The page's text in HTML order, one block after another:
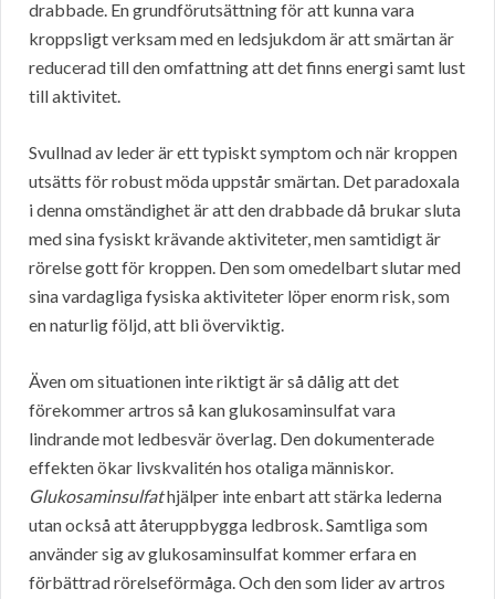
drabbade. En grundförutsättning för att kunna vara
kroppsligt verksam med en ledsjukdom är att smärtan är
reducerad till den omfattning att det finns energi samt lust
till aktivitet.
Svullnad av leder är ett typiskt symptom och när kroppen
utsätts för robust möda uppstår smärtan. Det paradoxala
i denna omständighet är att den drabbade då brukar sluta
med sina fysiskt krävande aktiviteter, men samtidigt är
rörelse gott för kroppen. Den som omedelbart slutar med
sina vardagliga fysiska aktiviteter löper enorm risk, som
en naturlig följd, att bli överviktig.
Även om situationen inte riktigt är så dålig att det
förekommer artros så kan glukosaminsulfat vara
lindrande mot ledbesvär överlag. Den dokumenterade
effekten ökar livskvalitén hos otaliga människor.
Glukosaminsulfathjälper inte enbart att stärka lederna
utan också att återuppbygga ledbrosk. Samtliga som
använder sig av glukosaminsulfat kommer erfara en
förbättrad rörelseförmåga. Och den som lider av artros